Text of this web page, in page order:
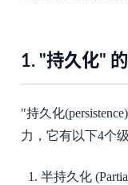
1."持久化"
"持久化
力，它有以下4个级
半持久化